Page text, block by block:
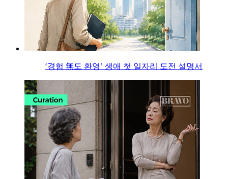
‘경험 無도 환영’ 생애 첫 일자리 도전 설명서